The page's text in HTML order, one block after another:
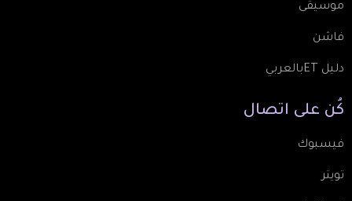
موسيقى
فاشن
دليل ETبالعربي
كُن على اتصال
فيسبوك
تويتر